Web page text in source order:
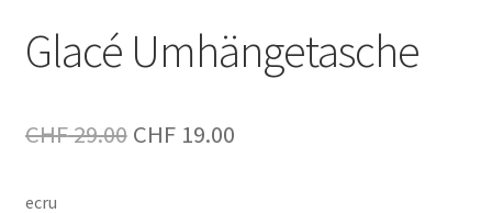
Glacé Umhängetasche
CHF29.00 Ursprünglicher
CHF19.00Aktueller
ecru